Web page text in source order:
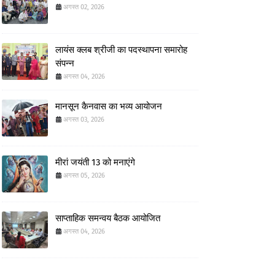
अगस्त 02, 2026
लायंस क्लब श्रीजी का पदस्थापना समारोह
संपन्न
अगस्त 04, 2026
मानसून कैनवास का भव्य आयोजन
अगस्त 03, 2026
मीरां जयंती 13 को मनाएंगे
अगस्त 05, 2026
साप्ताहिक समन्वय बैठक आयोजित
अगस्त 04, 2026